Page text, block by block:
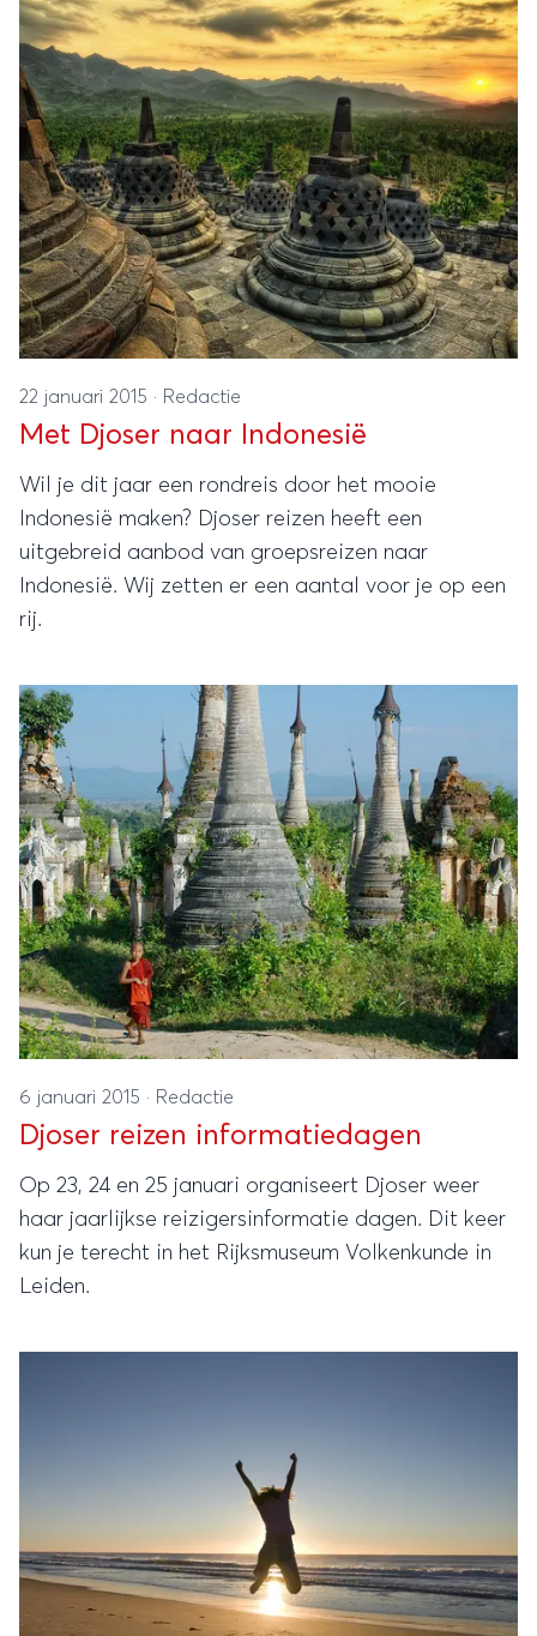
22 januari 2015 · Redactie
Met Djoser naar Indonesië
Wil je dit jaar een rondreis door het mooie
Indonesië maken? Djoser reizen heeft een
uitgebreid aanbod van groepsreizen naar
Indonesië. Wij zetten er een aantal voor je op een
rij.
6 januari 2015 · Redactie
Djoser reizen informatiedagen
Op 23, 24 en 25 januari organiseert Djoser weer
haar jaarlijkse reizigersinformatie dagen. Dit keer
kun je terecht in het Rijksmuseum Volkenkunde in
Leiden.